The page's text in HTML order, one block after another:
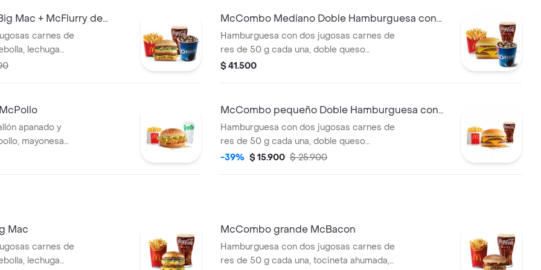
Mac + McFlurry de
carnes de
lechuga
fritas
de vainilla con
topping de
McCombo Mediano Doble Hamburguesa con
Queso + McFlurry de Oreo
Hamburguesa con dos jugosas carnes de
res de 50 g cada una, doble queso
cheddar cremoso, cebolla, pepinillos,
medianas crujientes, bebida mediana a
elección y helado cremoso de vainilla con
galleta Oreo™ triturada y topping de
chocolate.
$ 41.500
apanado y
mayonesa
McCombo pequeño Doble Hamburguesa con
Queso
Hamburguesa con dos jugosas carnes de
res de 50 g cada una, doble queso
cheddar cremoso, cebolla, pepinillos,
-39% $ 15.900 $ 25.900
Mac
carnes de
lechuga
McCombo grande McBacon
Hamburguesa con dos jugosas carnes de
res de 50 g cada una, tocineta ahumada,